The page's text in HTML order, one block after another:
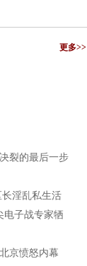
更多>>
裂的最后一步
淫乱私生活
电子战专家牺
京愤怒内幕